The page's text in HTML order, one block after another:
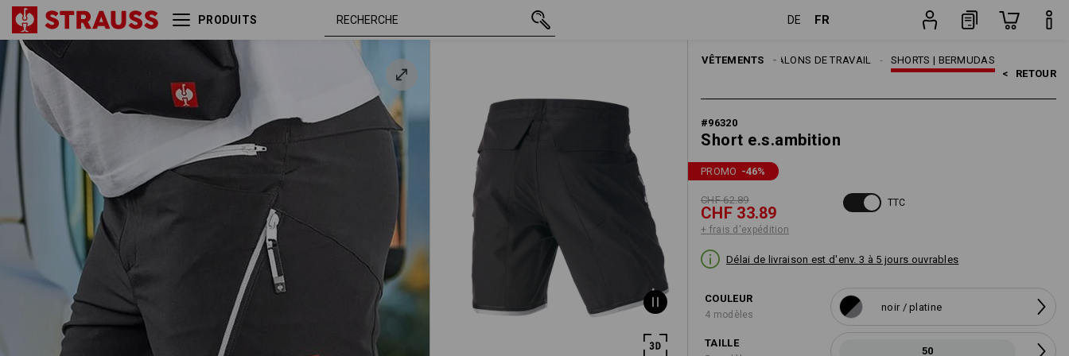
PRODUITS DE FR
VÊTEMENTS SHORTS | BERMUDAS
PANTALONS DE TRAVAIL
HOMMES
< RETOUR
#96320
Short e.s.ambition
PROMO -46%
CHF 62.89
CHF 33.89
+ frais d'expédition
TTC
Délai de livraison est d'env. 3 à 5 jours ouvrables
COULEUR
4 modèles
noir / platine
TAILLE
50
Short e.s.ambition 50
CHF 62.89